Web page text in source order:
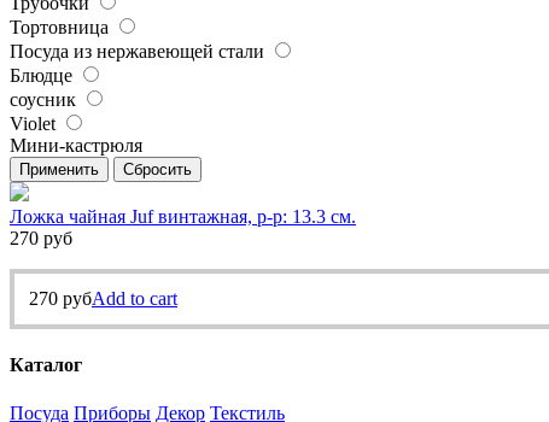
Тортовница
Посуда из нержавеющей стали
Блюдце
соусник
Violet
Мини-кастрюля
Применить Сбросить
Ложка чайная Juf винтажная, р-р: 13.3 см.
270 руб
270 рубAdd to cart
Каталог
Посуда Приборы Декор Текстиль